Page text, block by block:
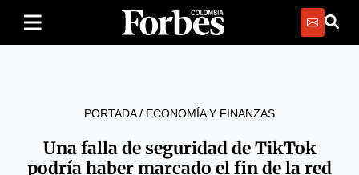
PORTADA/ ECONOMÍA Y FINANZAS
Una falla de seguridad de TikTok
podría haber marcado el fin de la red